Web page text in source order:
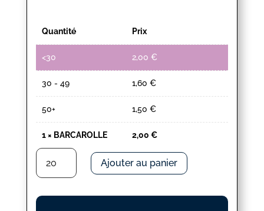
Quantité Prix
<30 2,00 €
30 - 49 1,60 €
50+ 1,50 €
1× BARCAROLLE 2,00 €
quantité
BARCAROLLE
Ajouter au panier